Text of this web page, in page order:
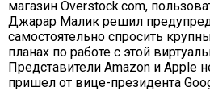
магазин Overstock.com,
Джарар Малик решил
самостоятельно спросить
планах по работе с этой
Представители Amazon и Apple
пришел от вице-президента